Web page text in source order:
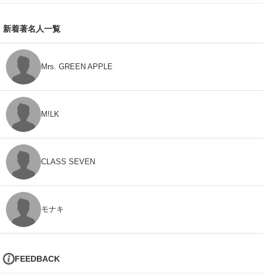
新着著名人一覧
Mrs. GREEN APPLE
M!LK
CLASS SEVEN
モナキ
FEEDBACK